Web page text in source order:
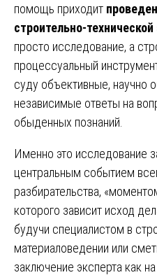
помощь приходит
строительно-
просто исследование, а
процессуальный
суду объективные, научно
независимые ответы на
обыденных познаний.
Именно это исследование
центральным событием
разбирательства,
которого зависит исход
будучи специалистом в
материаловедении или
заключение эксперта как